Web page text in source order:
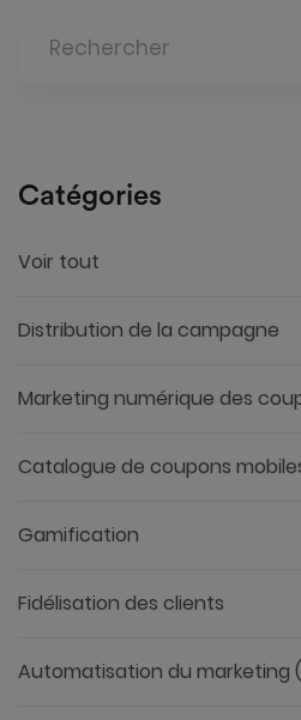
Catégories
Voir tout
Distribution de la campagne
Marketing numérique des
Catalogue de coupons
Gamification
Fidélisation des clients
Automatisation du marketing